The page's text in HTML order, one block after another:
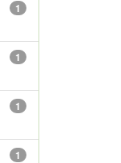
1
1
1
1